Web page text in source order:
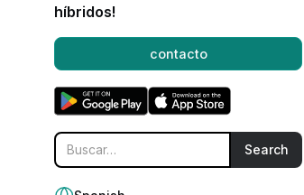
híbridos!
contacto